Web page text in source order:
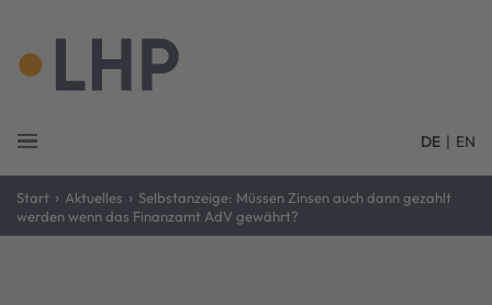
DE | EN
Start › Aktuelles › Selbstanzeige: Müssen Zinsen auch dann gezahlt
werden wenn das Finanzamt AdV gewährt?